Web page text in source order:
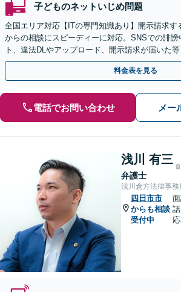
子どものネットいじめ問題
全国エリア対応【ITの専門知識あり】開示請求す
からの相談にスピーディーに対応。SNSでの誹
ト、違法DLやアップロード、開示請求が届いた
【WEB面談OK&解決実績豊富】【千葉中央駅4分
料金表を見る
電話でお問い合わせ メー
浅川 有三
弁護士
浅川倉方法律事務
四日市市
からも相談
受付中